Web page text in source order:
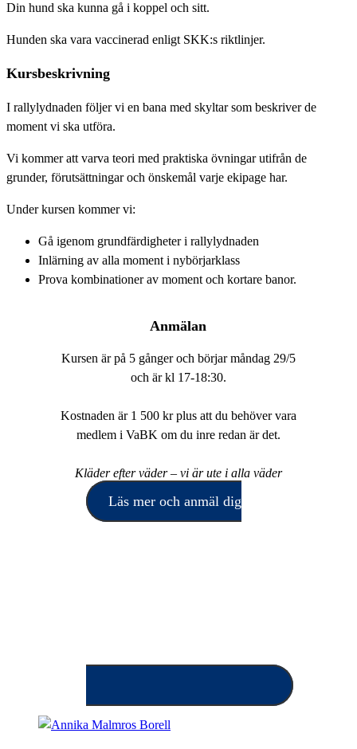
Din hund ska kunna gå i koppel och sitt.
Hunden ska vara vaccinerad enligt SKK:s riktlinjer.
Kursbeskrivning
I rallylydnaden följer vi en bana med skyltar som beskriver de
moment vi ska utföra.
Vi kommer att varva teori med praktiska övningar utifrån de
grunder, förutsättningar och önskemål varje ekipage har.
Under kursen kommer vi:
Gå igenom grundfärdigheter i rallylydnaden
Inlärning av alla moment i nybörjarklass
Prova kombinationer av moment och kortare banor.
Anmälan
Kursen är på 5 gånger och börjar måndag 29/5
och är kl 17-18:30.
Kostnaden är 1 500 kr plus att du behöver vara
medlem i VaBK om du inre redan är det.
Kläder efter väder – vi är ute i alla väder
Läs mer och anmäl dig